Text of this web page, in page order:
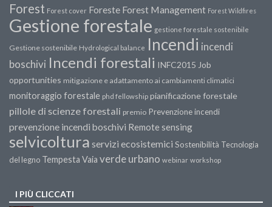
Forest Forest cover Foreste Forest Management Forest Wildfires
Gestione forestale gestione forestale sostenibile
Gestione sostenibile Hydrological balance Incendi incendi
boschivi Incendi forestali INFC2015 Job
opportunities mitigazione e adattamento ai cambiamenti climatici
monitoraggio forestale phd fellowship pianificazione forestale
pillole di scienze forestali premio Prevenzione incendi
prevenzione incendi boschivi Remote sensing
selvicoltura servizi ecosistemici Sostenibilità Tecnologia
del legno Tempesta Vaia verde urbano webinar workshop
I PIÙ CLICCATI